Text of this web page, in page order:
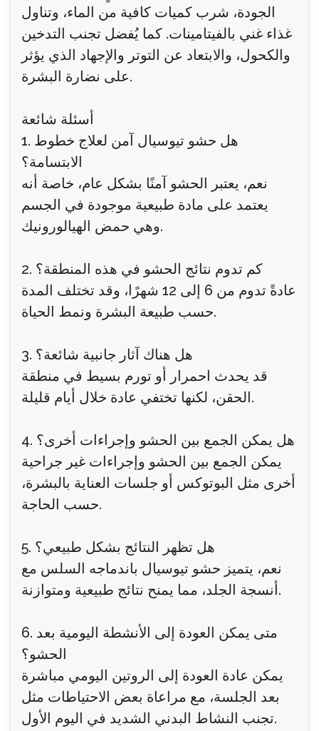
الجودة، شرب كميات كافية من الماء، وتناول
غذاء غني بالفيتامينات. كما يُفضل تجنب التدخين
والكحول، والابتعاد عن التوتر والإجهاد الذي يؤثر
على نضارة البشرة.
أسئلة شائعة
1. هل حشو تيوسيال آمن لعلاج خطوط
الابتسامة؟
نعم، يعتبر الحشو آمنًا بشكل عام، خاصة أنه
يعتمد على مادة طبيعية موجودة في الجسم
وهي حمض الهيالورونيك.
2. كم تدوم نتائج الحشو في هذه المنطقة؟
عادةً تدوم من 6 إلى 12 شهرًا، وقد تختلف المدة
حسب طبيعة البشرة ونمط الحياة.
3. هل هناك آثار جانبية شائعة؟
قد يحدث احمرار أو تورم بسيط في منطقة
الحقن، لكنها تختفي عادة خلال أيام قليلة.
4. هل يمكن الجمع بين الحشو وإجراءات أخرى؟
يمكن الجمع بين الحشو وإجراءات غير جراحية
أخرى مثل البوتوكس أو جلسات العناية بالبشرة،
حسب الحاجة.
5. هل تظهر النتائج بشكل طبيعي؟
نعم، يتميز حشو تيوسيال باندماجه السلس مع
أنسجة الجلد، مما يمنح نتائج طبيعية ومتوازنة.
6. متى يمكن العودة إلى الأنشطة اليومية بعد
الحشو؟
يمكن عادة العودة إلى الروتين اليومي مباشرة
بعد الجلسة، مع مراعاة بعض الاحتياطات مثل
تجنب النشاط البدني الشديد في اليوم الأول.